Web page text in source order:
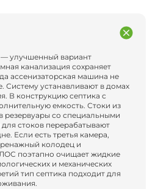
улучшенный вариант
канализация сохраняет
ассенизаторская машина не
Систему устанавливают в домах
В конструкцию септика с
емкость. Стоки из
резервуары со специальными
стоков перерабатывают
Если есть третья камера,
колодец и
ЛОС поэтапно очищает жидкие
и механических
тип септика подходит для